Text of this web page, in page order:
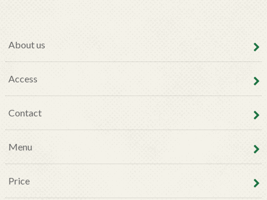
About us
Access
Contact
Menu
Price